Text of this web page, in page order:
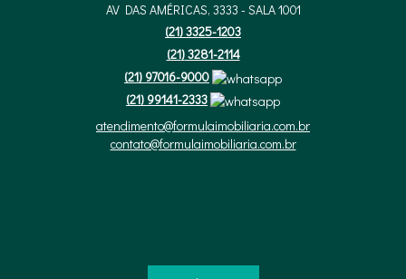
AV DAS AMÉRICAS, 3333 - SALA 1001
(21)3325-1203
(21)3281-2114
(21) 97016-9000
(21) 99141-2333
atendimento@formulaimobiliaria.com.br
contato@formulaimobiliaria.com.br